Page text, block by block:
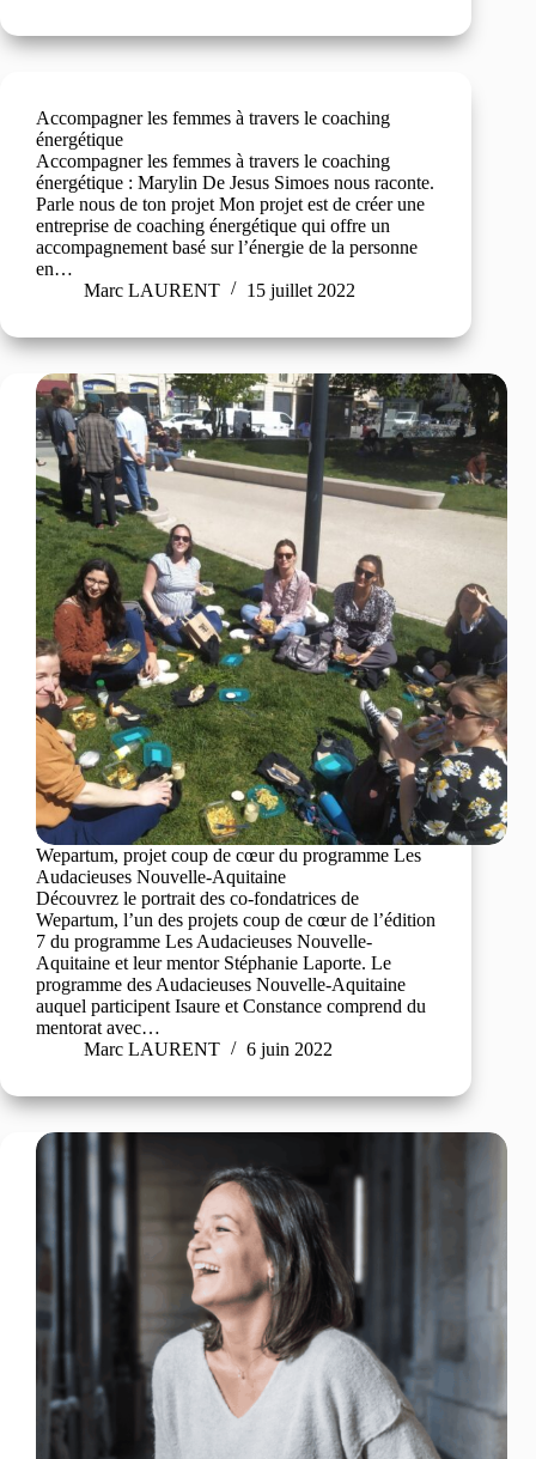
Accompagner les femmes à travers le coaching
énergétique
Accompagner les femmes à travers le coaching
énergétique : Marylin De Jesus Simoes nous raconte.
Parle nous de ton projet Mon projet est de créer une
entreprise de coaching énergétique qui offre un
accompagnement basé sur l’énergie de la personne
en…
Marc LAURENT
15 juillet 2022
Wepartum, projet coup de cœur du programme Les
Audacieuses Nouvelle-Aquitaine
Découvrez le portrait des co-fondatrices de
Wepartum, l’un des projets coup de cœur de l’édition
7 du programme Les Audacieuses Nouvelle-
Aquitaine et leur mentor Stéphanie Laporte. Le
programme des Audacieuses Nouvelle-Aquitaine
auquel participent Isaure et Constance comprend du
mentorat avec…
Marc LAURENT
6 juin 2022